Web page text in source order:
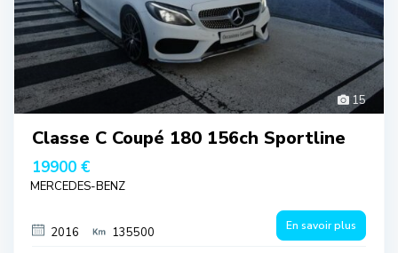
15
Classe C Coupé 180 156ch Sportline
19900 €
MERCEDES-BENZ
2016 135500 En savoir plus